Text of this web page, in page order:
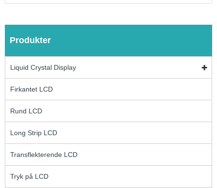
Produkter
Liquid Crystal Display
Firkantet LCD
Rund LCD
Long Strip LCD
Transflekterende LCD
Tryk på LCD